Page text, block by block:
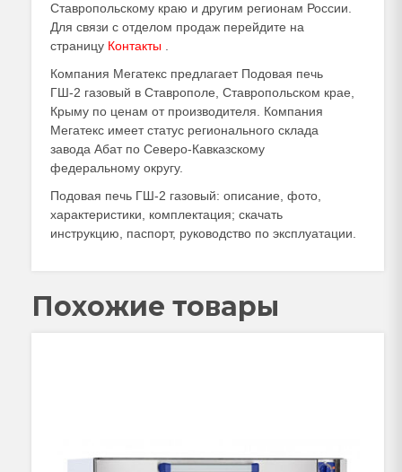
Ставропольскому краю и другим регионам России.
Для связи с отделом продаж перейдите на
страницу Контакты
Компания Мегатекс предлагает Подовая печь
ГШ-2 газовый в Ставрополе, Ставропольском крае,
Крыму по ценам от производителя. Компания
Мегатекс имеет статус регионального склада
завода Абат по Северо-Кавказскому
федеральному округу.
Подовая печь ГШ-2 газовый: описание, фото,
характеристики, комплектация; скачать
инструкцию, паспорт, руководство по эксплуатации.
Похожие товары